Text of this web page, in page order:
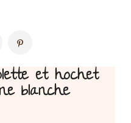
et hochet
blanche